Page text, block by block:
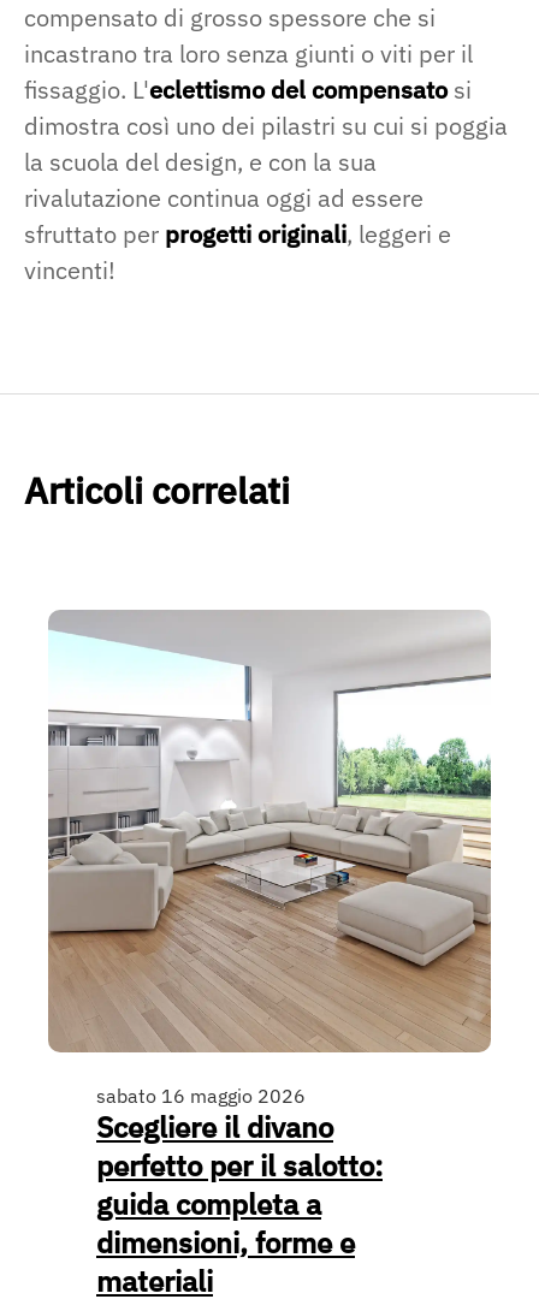
compensato di grosso spessore che si
incastrano tra loro senza giunti o viti per il
fissaggio. L'eclettismo del compensatosi
dimostra così uno dei pilastri su cui si poggia
la scuola del design, e con la sua
rivalutazione continua oggi ad essere
sfruttato per progetti originali, leggeri e
vincenti!
Articoli correlati
sabato 16 maggio 2026
Scegliere il divano
perfetto per il salotto:
guida completa a
dimensioni, forme e
materiali